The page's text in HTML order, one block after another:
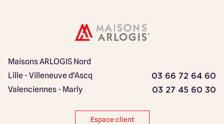
Maisons ARLOGIS Nord
Lille - Villeneuve d'Ascq
03 66 72 64 60
Valenciennes - Marly 03 27 45 60 30
Espace client